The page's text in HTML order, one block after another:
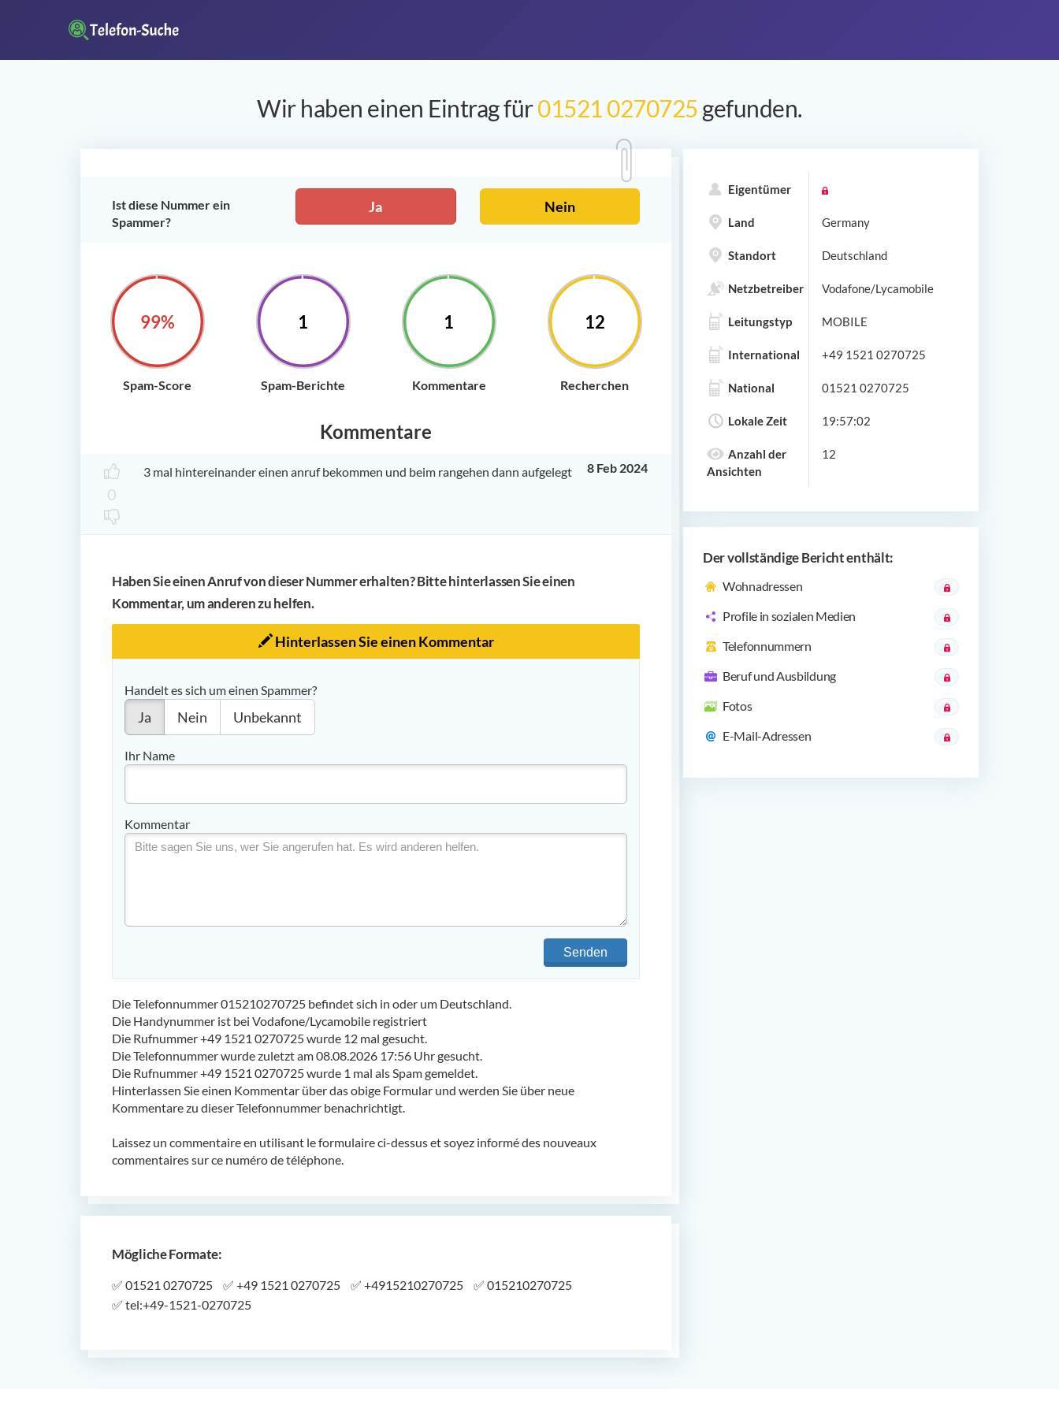
Wir haben einen Eintrag für01521 0270725gefunden.
Ist diese Nummer ein
Spammer?
Ja Nein
100%
Spam-Score
1
Spam-Berichte
1
Kommentare
12
Recherchen
Kommentare
0
8 Feb 2024
3 mal hintereinander einen anruf bekommen und beim rangehen dann aufgelegt
Haben Sie einen Anruf von dieser Nummer erhalten? Bitte hinterlassen Sie einen
Kommentar, um anderen zu helfen.
Hinterlassen Sie einen Kommentar
Handelt es sich um einen Spammer?
Ja Nein Unbekannt
Ihr Name
Kommentar
Senden
Die Telefonnummer 015210270725 befindet sich in oder um Deutschland.
Die Handynummer ist bei Vodafone/Lycamobile registriert
Die Rufnummer +49 1521 0270725 wurde 12 mal gesucht.
Die Telefonnummer wurde zuletzt am 08.08.2026 17:56 Uhr gesucht.
Die Rufnummer +49 1521 0270725 wurde 1 mal als Spam gemeldet.
Hinterlassen Sie einen Kommentar über das obige Formular und werden Sie über neue
Kommentare zu dieser Telefonnummer benachrichtigt.
Laissez un commentaire en utilisant le formulaire ci-dessus et soyez informé des nouveaux
commentaires sur ce numéro de téléphone.
Mögliche Formate:
✅ 01521 0270725 ✅ +49 1521 0270725 ✅ +4915210270725 ✅ 015210270725
✅ tel:+49-1521-0270725
Eigentümer
Land Germany
Standort Deutschland
Netzbetreiber Vodafone/Lycamobile
Leitungstyp MOBILE
International +49 1521 0270725
National 01521 0270725
Lokale Zeit 19:57:02
Anzahl der
Ansichten
12
Der vollständige Bericht enthält:
Wohnadressen
Profile in sozialen Medien
Telefonnummern
Beruf und Ausbildung
Fotos
E-Mail-Adressen